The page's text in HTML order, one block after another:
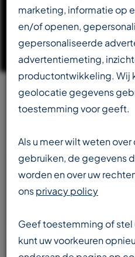
Team
Enorme
marketing, informatie op
en/of openen,
gepersonaliseerde
advertentiemeting,
productontwikkeling. Wij
geolocatie gegevens
toestemming voor geeft.
Als u meer wilt weten
gebruiken, de gegevens
worden en over uw
onsprivacy policy
Geef toestemming of stel
kunt uw voorkeuren